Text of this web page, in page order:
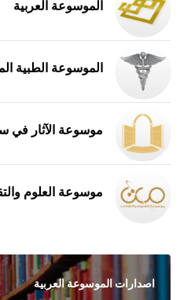
الموسوعة العربية
الموسوعة الطبية
موسوعة الآثار في
موسوعة العلوم
اصدارات الموسوعة العربية